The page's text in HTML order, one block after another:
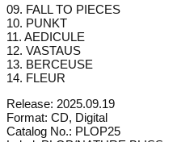
09. FALL TO PIECES
10. PUNKT
11. AEDICULE
12. VASTAUS
13. BERCEUSE
14. FLEUR
Release: 2025.09.19
Format: CD, Digital
Catalog No.: PLOP25